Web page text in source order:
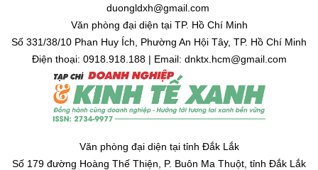
duongldxh@gmail.com
Văn phòng đại diện tại TP. Hồ Chí Minh
Số 331/38/10 Phan Huy Ích, Phường An Hội Tây, TP. Hồ Chí Minh
Điện thoại: 0918.918.188 | Email: dnktx.hcm@gmail.com
Văn phòng đại diện tại tỉnh Đắk Lắk
Số 179 đường Hoàng Thế Thiện, P. Buôn Ma Thuột, tỉnh Đắk Lắk